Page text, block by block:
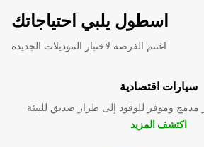
اسطول يلبي احتياجاتك
اغتنم الفرصة لاختبار الموديلات الجديدة
سيارات اقتصادية
وموفر للوقود إلى طراز صديق للبيئة
اكتشف المزيد